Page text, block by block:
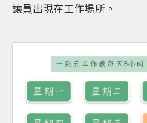
讓員出現在工作場所。